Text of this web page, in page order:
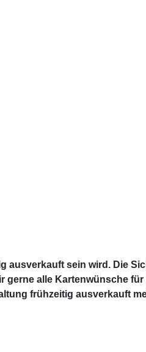
sein wird. Die
gerne alle Kartenwünsche
frühzeitig ausverkauft